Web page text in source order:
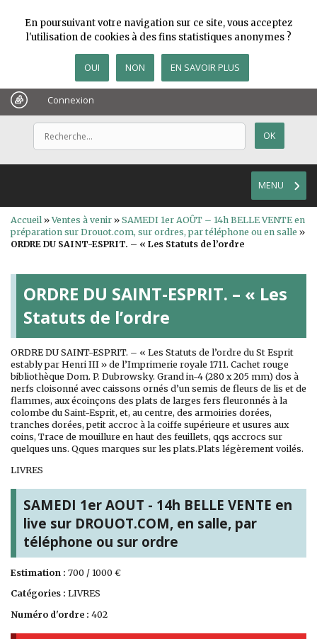
Connexion
MENU
Accueil»Ventes à venir » SAMEDI 1er AOÛT – 14h BELLE VENTE en
préparation sur Drouot.com, sur ordres, par téléphone ou en salle »
ORDRE DU SAINT-ESPRIT. – « Les Statuts de l’ordre
ORDRE DU SAINT-ESPRIT. – « Les
Statuts de l’ordre
ORDRE DU SAINT-ESPRIT. – « Les Statuts de l’ordre du St Esprit
estably par Henri III » de l’Imprimerie royale 1711. Cachet rouge
bibliothèque Dom. P. Dubrowsky. Grand in-4 (280 x 205 mm) dos à
nerfs cloisonné avec caissons ornés d’un semis de fleurs de lis et de
flammes, aux écoinçons des plats de larges fers fleuronnés à la
colombe du Saint-Esprit, et, au centre, des armoiries dorées,
tranches dorées, petit accroc à la coiffe supérieure et usures aux
coins, Trace de mouillure en haut des feuillets, qqs accrocs sur
quelques uns. Qques marques sur les plats.Plats légèrement voilés.
LIVRES
SAMEDI 1er AOUT - 14h BELLE VENTE en
live sur DROUOT.COM, en salle, par
téléphone ou sur ordre
Estimation : 700 / 1000 €
Catégories : LIVRES
Numéro d'ordre : 402
En poursuivant votre navigation sur ce site, vous acceptez
l'utilisation de cookies à des fins statistiques anonymes ?
OUI NON EN SAVOIR PLUS